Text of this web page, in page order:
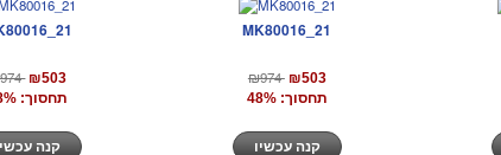
₪503
תחסוך: 48%
MK80016_21
₪974 ₪503
תחסוך: 48%
קנה עכשיו